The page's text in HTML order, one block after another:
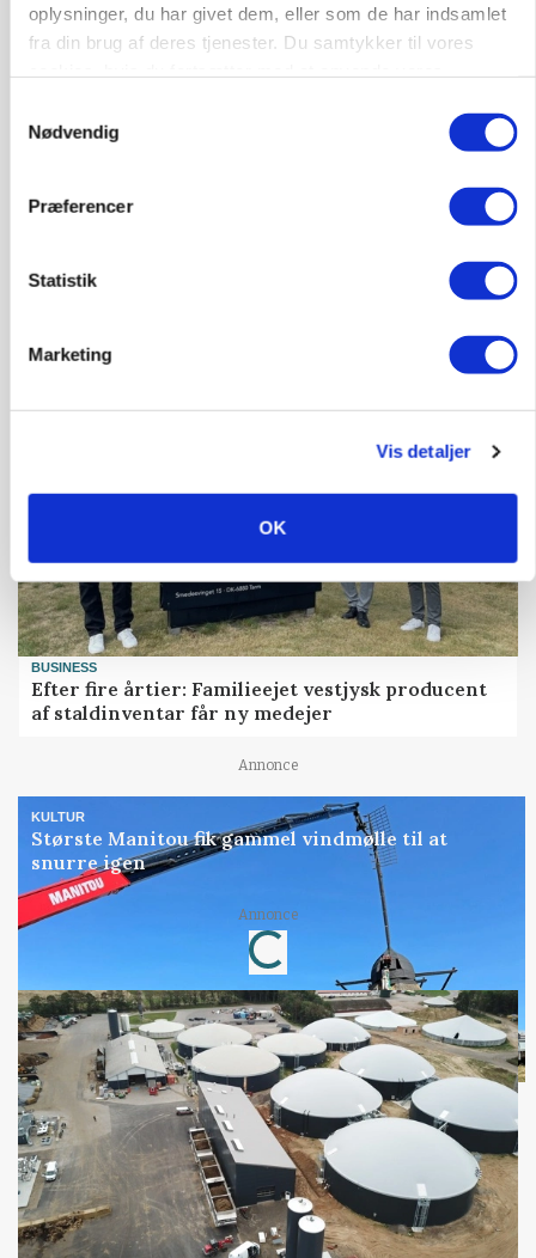
oplysninger, du har givet dem, eller som de har indsamlet
fra din brug af deres tjenester. Du samtykker til vores
Nødvendig
Præferencer
Statistik
Marketing
Vis detaljer
OK
Lokalt generationsskifte skal løfte midtjysk
siloimportør i Norden
BUSINESS
Efter fire årtier: Familieejet vestjysk producent
af staldinventar får ny medejer
Annonce
KULTUR
Største Manitou fik gammel vindmølle til at
snurre igen
Annonce
Loading...